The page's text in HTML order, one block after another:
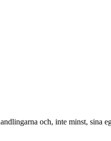
och, inte minst, sina